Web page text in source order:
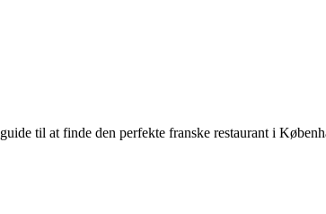
til at finde den perfekte franske restaurant i